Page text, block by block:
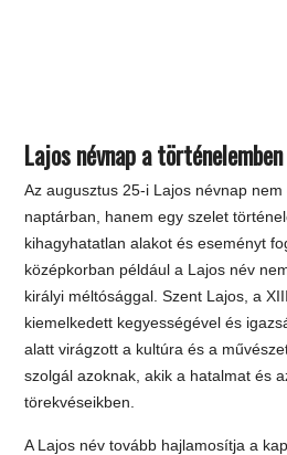
Lajos névnap a
Az augusztus 25-i Lajos névnap
naptárban, hanem egy szelet
kihagyhatatlan alakot és eseményt
középkorban például a Lajos név
királyi méltósággal. Szent Lajos, a
kiemelkedett kegyességével és
alatt virágzott a kultúra és a
szolgál azoknak, akik a hatalmat és
törekvéseikben.
A Lajos név tovább hajlamosítja a